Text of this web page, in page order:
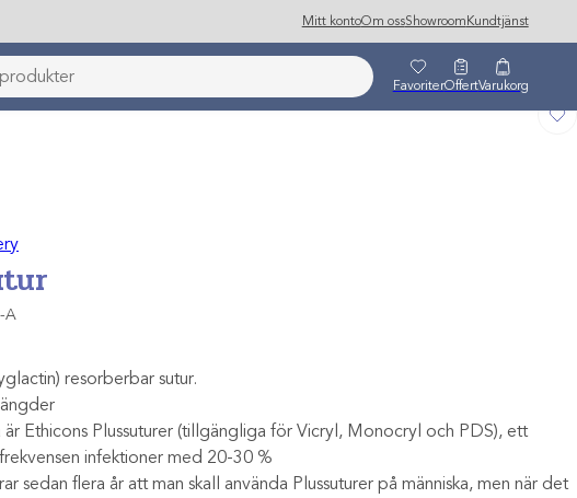
Mitt kontoOm ossShowroom Kundtjänst
FavoriterOffertVarukorg
A
resorberbar sutur.
är Ethicons Plussuturer (tillgängliga för Vicryl, Monocryl och PDS), ett
infektioner med 20-30 %
sedan flera år att man skall använda Plussuturer på människa, men när det